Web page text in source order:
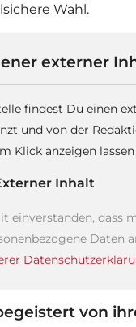
Wahl.
externer
findest Du einen
und von der
Klick anzeigen
Inhalt
einverstanden, dass
von